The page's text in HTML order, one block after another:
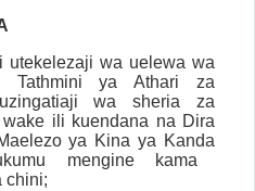
utekelezaji wa uelewa wa
Tathmini ya Athari za
wa sheria za
ili kuendana na Dira
ya Kina ya Kanda
mengine kama
chini;